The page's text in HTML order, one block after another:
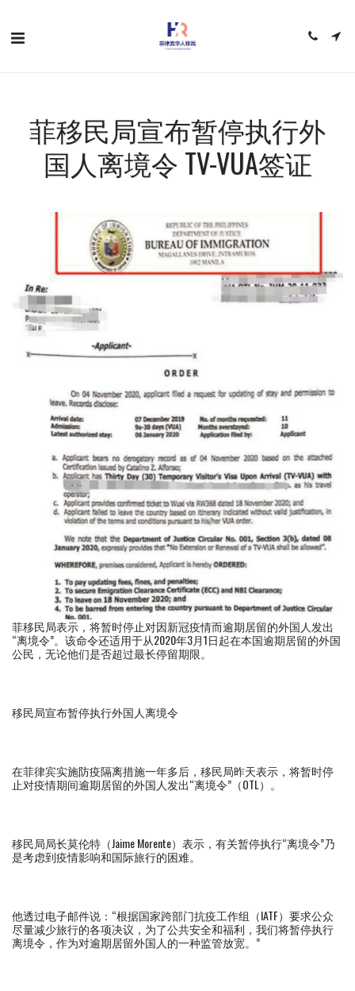
菲移民局宣布暂停执行外
国人离境令 TV-VUA签证
菲移民局表示，将暂时停止对因新冠疫情而逾期居留的外国人发出
“离境令”。该命令还适用于从2020年3月1日起在本国逾期居留的外国
公民，无论他们是否超过最长停留期限。
移民局宣布暂停执行外国人离境令
在菲律宾实施防疫隔离措施一年多后，移民局昨天表示，将暂时停
止对疫情期间逾期居留的外国人发出“离境令”（OTL）。
移民局局长莫伦特（Jaime Morente）表示，有关暂停执行“离境令”乃
是考虑到疫情影响和国际旅行的困难。
他透过电子邮件说：“根据国家跨部门抗疫工作组（IATF）要求公众
尽量减少旅行的各项决议，为了公共安全和福利，我们将暂停执行
离境令，作为对逾期居留外国人的一种监管放宽。”